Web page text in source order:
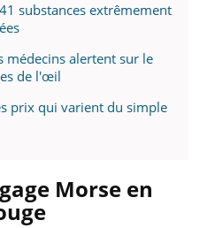
substances extrêmement
médecins alertent sur le
de l'œil
prix qui varient du simple
Morse en